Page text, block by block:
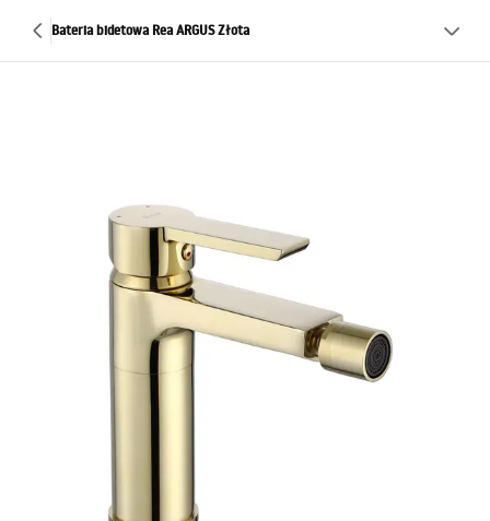
Bateria bidetowa Rea ARGUS Złota